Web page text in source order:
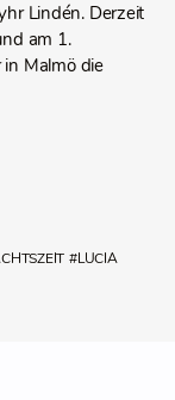
#LUCIA
Lindén. Derzeit
am 1.
Malmö die